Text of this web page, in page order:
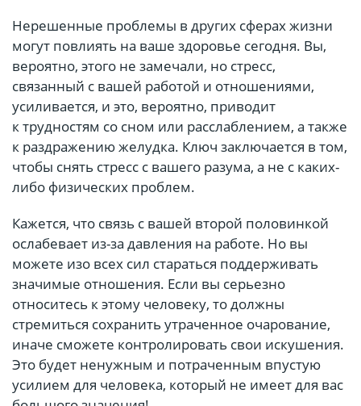
Нерешенные проблемы в других сферах жизни
могут повлиять на ваше здоровье сегодня. Вы,
вероятно, этого не замечали, но стресс,
связанный с вашей работой и отношениями,
усиливается, и это, вероятно, приводит
к трудностям со сном или расслаблением, а также
к раздражению желудка. Ключ заключается в том,
чтобы снять стресс с вашего разума, а не с каких-
либо физических проблем.
Кажется, что связь с вашей второй половинкой
ослабевает из-за давления на работе. Но вы
можете изо всех сил стараться поддерживать
значимые отношения. Если вы серьезно
относитесь к этому человеку, то должны
стремиться сохранить утраченное очарование,
иначе сможете контролировать свои искушения.
Это будет ненужным и потраченным впустую
усилием для человека, который не имеет для вас